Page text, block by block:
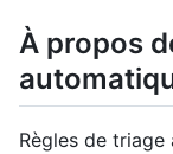
À propos
Règles de